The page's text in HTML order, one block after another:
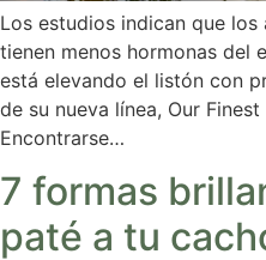
Los estudios indican que
tienen menos hormonas del
está elevando el listón con
de su nueva línea, Our
Encontrarse…
7 formas
paté a tu